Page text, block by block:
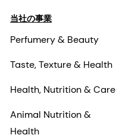
当社の事業
Perfumery & Beauty
Taste, Texture & Health
Health, Nutrition & Care
Animal Nutrition &
Health